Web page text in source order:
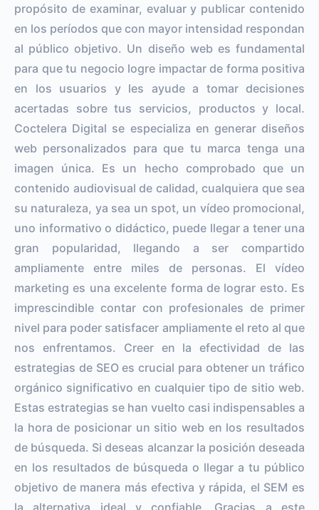
propósito de examinar, evaluar y publicar contenido
en los períodos que con mayor intensidad respondan
al público objetivo. Un diseño web es fundamental
para que tu negocio logre impactar de forma positiva
en los usuarios y les ayude a tomar decisiones
acertadas sobre tus servicios, productos y local.
Coctelera Digital se especializa en generar diseños
web personalizados para que tu marca tenga una
imagen única. Es un hecho comprobado que un
contenido audiovisual de calidad, cualquiera que sea
su naturaleza, ya sea un spot, un vídeo promocional,
uno informativo o didáctico, puede llegar a tener una
gran popularidad, llegando a ser compartido
ampliamente entre miles de personas. El vídeo
marketing es una excelente forma de lograr esto. Es
imprescindible contar con profesionales de primer
nivel para poder satisfacer ampliamente el reto al que
nos enfrentamos. Creer en la efectividad de las
estrategias de SEO es crucial para obtener un tráfico
orgánico significativo en cualquier tipo de sitio web.
Estas estrategias se han vuelto casi indispensables a
la hora de posicionar un sitio web en los resultados
de búsqueda. Si deseas alcanzar la posición deseada
en los resultados de búsqueda o llegar a tu público
objetivo de manera más efectiva y rápida, el SEM es
la alternativa ideal y confiable. Gracias a este